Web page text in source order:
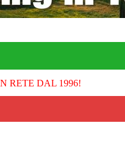
RETE DAL 1996!